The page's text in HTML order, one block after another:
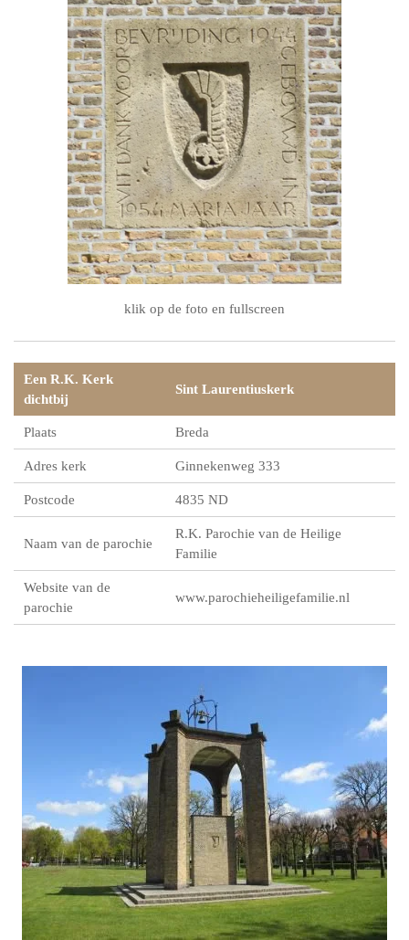
klik op de foto en fullscreen
Een R.K. Kerk
dichtbij
Sint Laurentiuskerk
Plaats Breda
Adres kerk Ginnekenweg 333
Postcode 4835 ND
Naam van de parochie
R.K. Parochie van de Heilige
Familie
Website van de
parochie
www.parochieheiligefamilie.nl